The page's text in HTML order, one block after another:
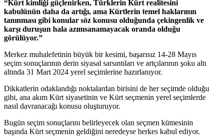
“Kürt kimliği güçlenirken, Türklerin Kürt realitesini
kabulünün daha da artığı, ama Kürtlerin temel haklarının
tanınması gibi konular söz konusu olduğunda çekingenlik ve
karşı duruşun hala azımsanamayacak oranda olduğu
görülüyor.”
Merkez muhalefetinin büyük bir kesimi, başarısız 14-28 Mayıs
seçim sonuçlarının derin siyasal sarsıntıları ve artçılarının şoku altı
altında 31 Mart 2024 yerel seçimlerine hazırlanıyor.
Dikkatlerin odaklandığı noktalardan birisini de her seçimde olduğu
gibi, ana akım Kürt siyasetinin ve Kürt seçmenin yerel seçimlerde
nasıl davranacağı konusu oluşturuyor.
Bugün seçim sonuçlarını belirleyecek olan seçmen kümesinin
başında Kürt seçmenin geldiğini neredeyse herkes kabul ediyor.